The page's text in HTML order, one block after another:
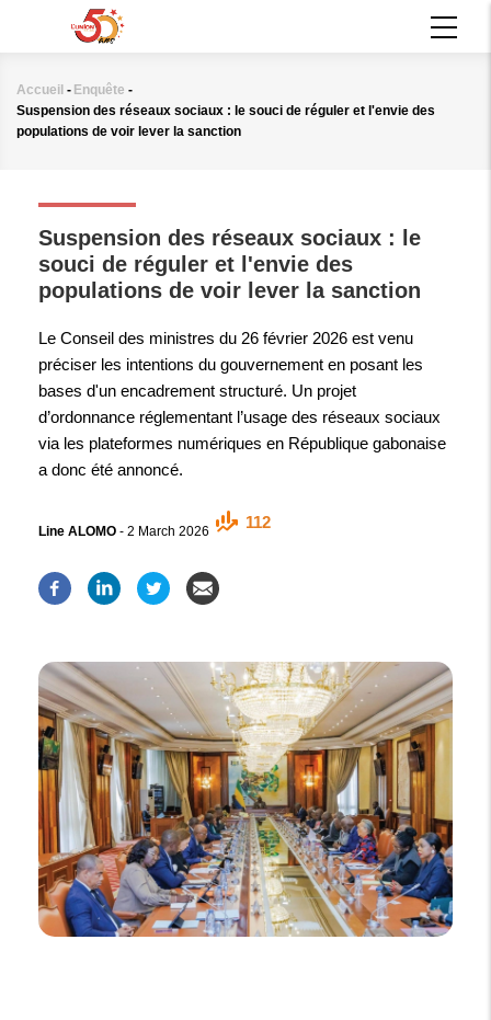
principal
Fil
d'Ariane
Accueil - Enquête -
Suspension des réseaux sociaux : le souci de réguler et l'envie des
populations de voir lever la sanction
Suspension des réseaux sociaux : le
souci de réguler et l'envie des
populations de voir lever la sanction
Le Conseil des ministres du 26 février 2026 est venu
préciser les intentions du gouvernement en posant les
bases d'un encadrement structuré. Un projet
d’ordonnance réglementant l’usage des réseaux sociaux
via les plateformes numériques en République gabonaise
a donc été annoncé.
Line ALOMO - 2 March 2026
112